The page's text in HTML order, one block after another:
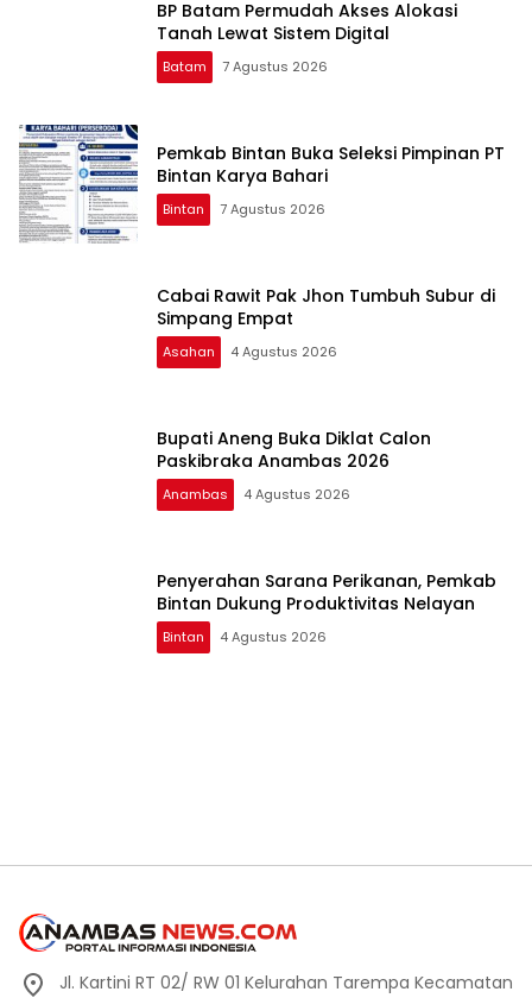
BP Batam Permudah Akses Alokasi
Tanah Lewat Sistem Digital
Batam 7 Agustus 2026
Pemkab Bintan Buka Seleksi Pimpinan PT
Bintan Karya Bahari
Bintan 7 Agustus 2026
Cabai Rawit Pak Jhon Tumbuh Subur di
Simpang Empat
Asahan 4 Agustus 2026
Bupati Aneng Buka Diklat Calon
Paskibraka Anambas 2026
Anambas 4 Agustus 2026
Penyerahan Sarana Perikanan, Pemkab
Bintan Dukung Produktivitas Nelayan
Bintan 4 Agustus 2026
Jl. Kartini RT 02/ RW 01 Kelurahan Tarempa Kecamatan